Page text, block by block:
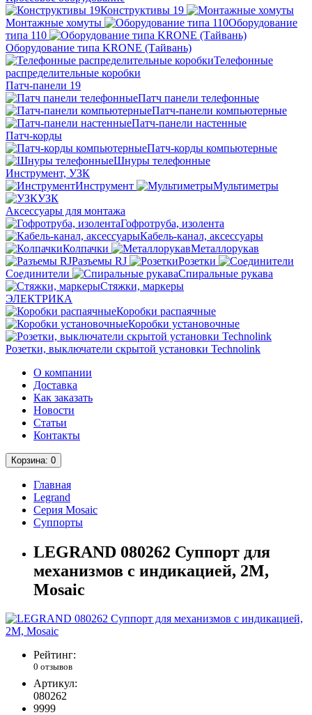
Конструктивы 19
Монтажные хомуты
Оборудование
типа 110
Оборудование типа KRONE (Тайвань)
Телефонные
распределительные коробки
Патч-панели 19
Патч панели телефонные
Патч-панели компьютерные
Патч-панели настенные
Патч-корды
Патч-корды компьютерные
Шнуры телефонные
Инструмент, УЗК
Инструмент
Мультиметры
УЗК
Аксессуары для монтажа
Гофротруба, изолента
Кабель-канал, аксессуары
Колпачки
Металлорукав
Разъемы RJ
Розетки
Соединители
Спиральные рукава
Стяжки, маркеры
ЭЛЕКТРИКА
Коробки распаячные
Коробки установочные
Розетки, выключатели скрытой установки Technolink
О компании
Доставка
Как заказать
Новости
Статьи
Контакты
Корзина: 0
Главная
Legrand
Серия Mosaic
Суппорты
LEGRAND 080262 Суппорт для
механизмов с индикацией, 2М,
Mosaic
Рейтинг:
0 отзывов
Артикул:
080262
9999